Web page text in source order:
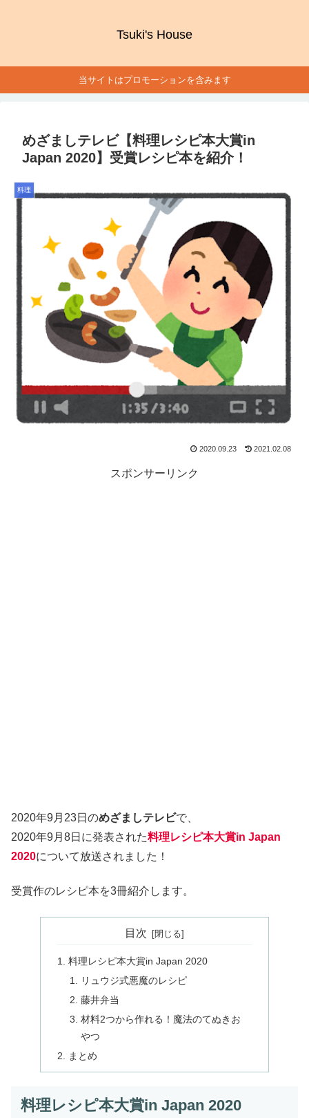
Tsuki's House
当サイトはプロモーションを含みます
めざましテレビ【料理レシピ本大賞in
Japan 2020】受賞レシピ本を紹介！
料理
2020.09.23 2021.02.08
スポンサーリンク
2020年9月23日のめざましテレビで、
2020年9月8日に発表された料理レシピ本大賞in Japan
2020について放送されました！
受賞作のレシピ本を3冊紹介します。
目次
料理レシピ本大賞in Japan 2020
リュウジ式悪魔のレシピ
藤井弁当
材料2つから作れる！魔法のてぬきお
やつ
まとめ
料理レシピ本大賞in Japan 2020